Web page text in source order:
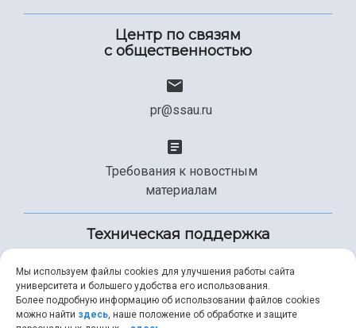
Центр по связям
с общественностью
pr@ssau.ru
Требования к новостным
материалам
Техническая поддержка
+7 (846) 267-49-99
Мы используем файлы cookies для улучшения работы сайта
университета и большего удобства его использования.
Более подробную информацию об использовании файлов cookies
можно найти здесь, наше положение об обработке и защите